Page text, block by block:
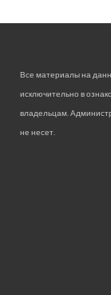
Все материалы на
исключительно в
владельцам.
не несет.